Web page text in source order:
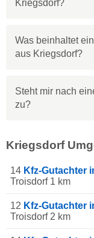
Kriegsdorf?
Was beinhaltet
aus Kriegsdorf?
Steht mir nach
zu?
Kriegsdorf
14 Kfz-Gutachter
Troisdorf 1 km
12 Kfz-Gutachter
Troisdorf 2 km